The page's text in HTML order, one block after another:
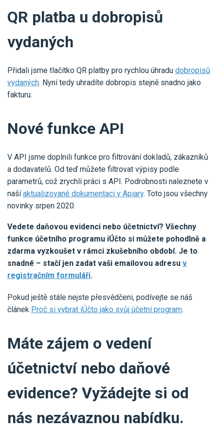
QR platba u dobropisů
vydaných
Přidali jsme tlačítko QR platby pro rychlou úhradu dobropisů
vydaných. Nyní tedy uhradíte dobropis stejně snadno jako
fakturu.
Nové funkce API
V API jsme doplnili funkce pro filtrování dokladů, zákazníků
a dodavatelů. Od teď můžete filtrovat výpisy podle
parametrů, což zrychlí práci s API. Podrobnosti naleznete v
našíaktualizované dokumentaci v Apiary. Toto jsou všechny
novinky srpen 2020.
Vedete daňovou evidenci nebo účetnictví? Všechny
funkce účetního programu iÚčto si můžete pohodlně a
zdarma vyzkoušet v rámci zkušebního období. Je to
snadné – stačí jen zadat vaši emailovou adresu v
registračním formuláři.
Pokud ještě stále nejste přesvědčeni, podívejte se náš
článek Proč si vybrat iÚčto jako svůj účetní program.
Máte zájem o vedení
účetnictví nebo daňové
evidence? Vyžádejte si od
nás nezávaznou nabídku.